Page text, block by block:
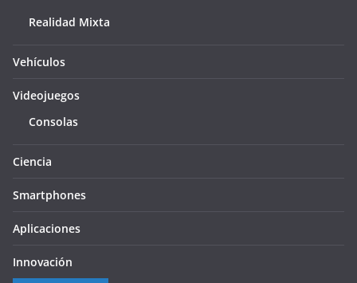
Realidad Mixta
Vehículos
Videojuegos
Consolas
Ciencia
Smartphones
Aplicaciones
Innovación